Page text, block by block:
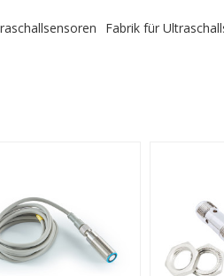
Fabrik für